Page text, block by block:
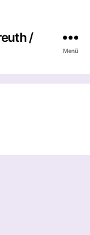
/
Menü